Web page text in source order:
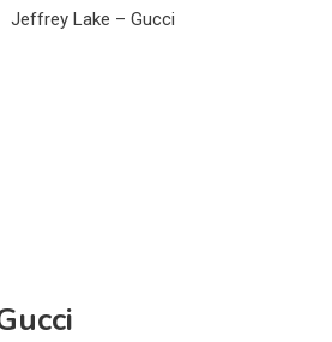
Jeffrey Lake – Gucci